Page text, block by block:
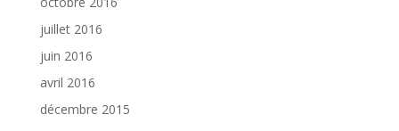
juillet 2016
juin 2016
avril 2016
décembre 2015